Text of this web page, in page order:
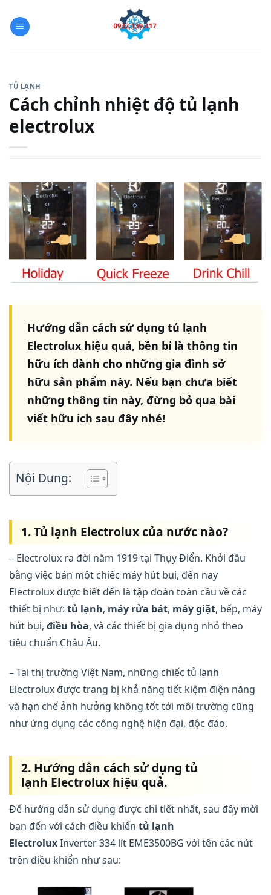
TỦ LẠNH
Cách chỉnh nhiệt độ tủ lạnh
electrolux
Hướng dẫn cách sử dụng tủ lạnh
Electrolux hiệu quả, bền bỉ là thông tin
hữu ích dành cho những gia đình sở
hữu sản phẩm này. Nếu bạn chưa biết
những thông tin này, đừng bỏ qua bài
viết hữu ich sau đây nhé!
Nội Dung:
1. Tủ lạnh Electrolux của nước nào?
– Electrolux ra đời năm 1919 tại Thụy Điển. Khởi đầu
bằng việc bán một chiếc máy hút bụi, đến nay
Electrolux được biết đến là tập đoàn toàn cầu về các
thiết bị như: tủ lạnh, máy rửa bát, máy giặt, bếp, máy
hút bụi, điều hòa, và các thiết bị gia dụng nhỏ theo
tiêu chuẩn Châu Âu.
– Tại thị trường Việt Nam, những chiếc tủ lạnh
Electrolux được trang bị khả năng tiết kiệm điện năng
và hạn chế ảnh hưởng không tốt tới môi trường cũng
như ứng dụng các công nghệ hiện đại, độc đáo.
2. Hướng dẫn cách sử dụng tủ
lạnh Electrolux hiệu quả.
Để hướng dẫn sử dụng được chi tiết nhất, sau đây mời
bạn đến với cách điều khiển tủ lạnh
ElectroluxInverter 334 lít EME3500BG với tên các nút
trên điều khiển như sau: